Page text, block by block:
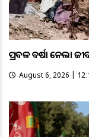
ପ୍ରବଳ ବର୍ଷା ନେଲା
August 6, 2026 |